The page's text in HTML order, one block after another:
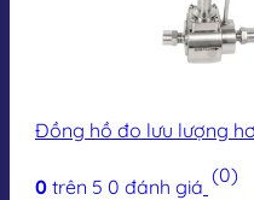
Đồng hồ đo lưu lượng
0 trên 5 0 đánh giá (0)